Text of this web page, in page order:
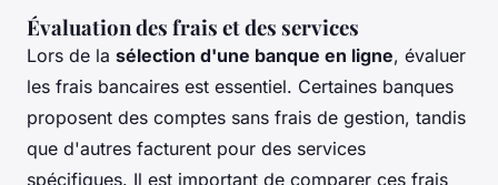
Évaluation des frais et des services
Lors de la sélection d'une banque en ligne, évaluer
les frais bancaires est essentiel. Certaines banques
proposent des comptes sans frais de gestion, tandis
que d'autres facturent pour des services
spécifiques. Il est important de comparer ces frais